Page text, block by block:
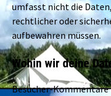
umfasst nicht die
rechtlicher oder
aufbewahren müssen.
Wohin wir deine
Besucher-